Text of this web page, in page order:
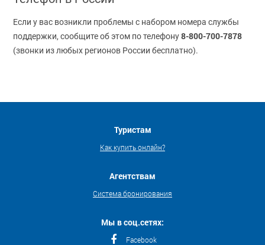
Если у вас возникли проблемы с набором номера службы
поддержки, сообщите об этом по телефону8-800-700-7878
(звонки из любых регионов России бесплатно).
Туристам
Как купить онлайн?
Агентствам
Система бронирования
Мы в соц.сетях:
Facebook